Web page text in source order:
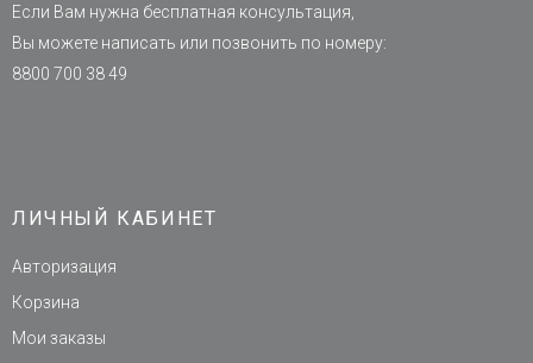
Если Вам нужна бесплатная консультация,
Вы можете написать или позвонить по номеру:
8800 700 38 49
ЛИЧНЫЙ КАБИНЕТ
Авторизация
Корзина
Мои заказы